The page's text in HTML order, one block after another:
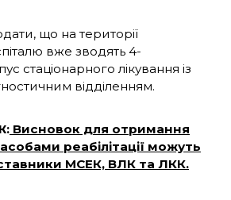
що на території
вже зводять 4-
стаціонарного лікування із
відділенням.
Висновок для отримання
реабілітації можуть
МСЕК, ВЛК та ЛКК.